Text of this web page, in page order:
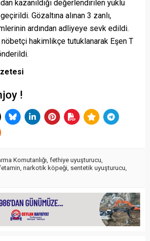
kazanıldığı değerlendirilen yüklü
Gözaltına alınan 3 zanlı,
ardından adliyeye sevk edildi.
nöbetçi hakimlikçe tutuklanarak Eşen T
!
Komutanlığı fethiye uyuşturucu
narkotik köpeği sentetik uyuşturucu